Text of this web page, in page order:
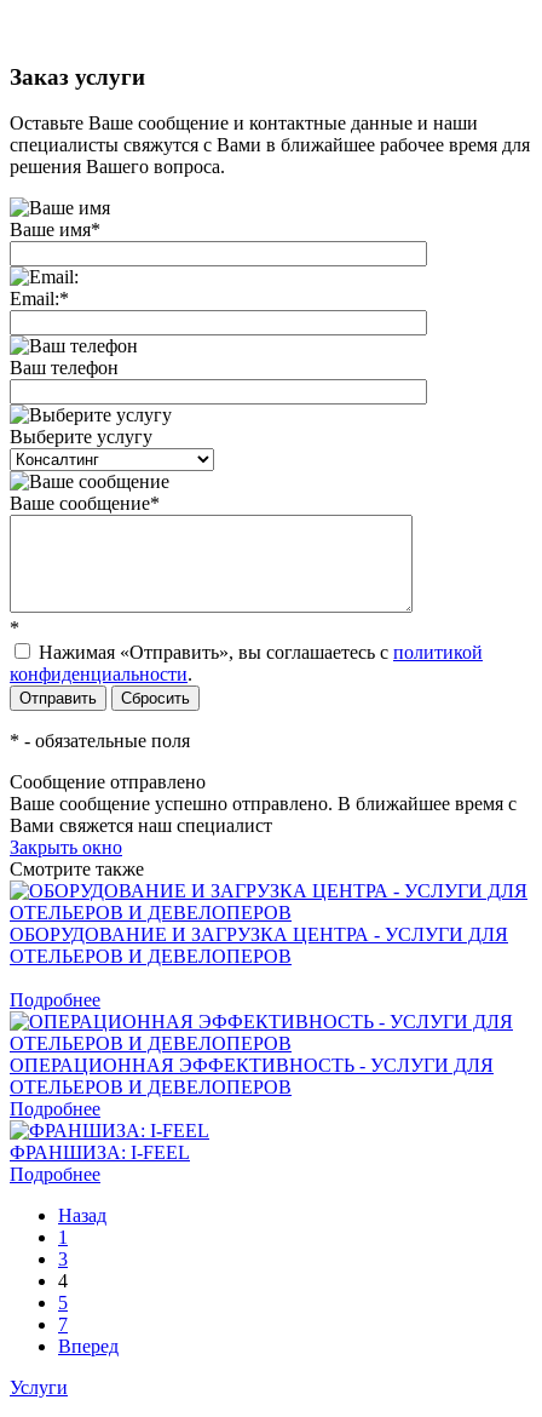
Заказ услуги
Оставьте Ваше сообщение и контактные данные и наши
специалисты свяжутся с Вами в ближайшее рабочее время для
решения Вашего вопроса.
Ваше имя*
Email:*
Ваш телефон
Выберите услугу
Ваше сообщение*
*
Нажимая «Отправить», вы соглашаетесь c политикой
конфиденциальности.
* - обязательные поля
Сообщение отправлено
Ваше сообщение успешно отправлено. В ближайшее время с
Вами свяжется наш специалист
Закрыть окно
Смотрите также
ОБОРУДОВАНИЕ И ЗАГРУЗКА ЦЕНТРА - УСЛУГИ ДЛЯ
ОТЕЛЬЕРОВ И ДЕВЕЛОПЕРОВ
Подробнее
ОПЕРАЦИОННАЯ ЭФФЕКТИВНОСТЬ - УСЛУГИ ДЛЯ
ОТЕЛЬЕРОВ И ДЕВЕЛОПЕРОВ
Подробнее
ФРАНШИЗА: I-FEEL
Подробнее
Назад
1
3
4
5
7
Вперед
Услуги